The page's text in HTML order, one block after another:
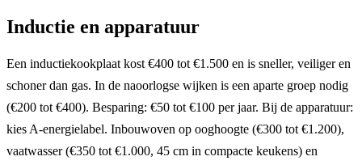
Inductie en apparatuur
Een inductiekookplaat kost €400 tot €1.500 en is sneller, veiliger en
schoner dan gas. In de naoorlogse wijken is een aparte groep nodig
(€200 tot €400). Besparing: €50 tot €100 per jaar. Bij de apparatuur:
kies A-energielabel. Inbouwoven op ooghoogte (€300 tot €1.200),
vaatwasser (€350 tot €1.000, 45 cm in compacte keukens) en